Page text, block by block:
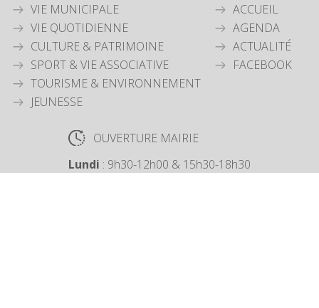
VIE MUNICIPALE
VIE QUOTIDIENNE
CULTURE & PATRIMOINE
SPORT & VIE ASSOCIATIVE
TOURISME & ENVIRONNEMENT
JEUNESSE
ACCUEIL
AGENDA
ACTUALITÉ
FACEBOOK
OUVERTURE MAIRIE
Lundi : 9h30-12h00 & 15h30-18h30